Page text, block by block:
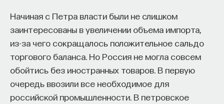
Начиная с Петра власти были не слишком
заинтересованы в увеличении объема импорта,
из-за чего сокращалось положительное сальдо
торгового баланса. Но Россия не могла совсем
обойтись без иностранных товаров. В первую
очередь ввозили все необходимое для
российской промышленности. В петровское